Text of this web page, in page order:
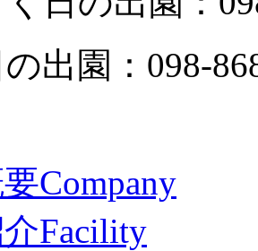
出園： 098-
Company
Facility